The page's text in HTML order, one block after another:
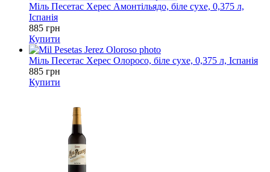
Міль Песетас Херес Амонтільядо, біле сухе, 0,375 л,
Іспанія
885 грн
Купити
Міль Песетас Херес Олоросо, біле сухе, 0,375 л, Іспанія
885 грн
Купити